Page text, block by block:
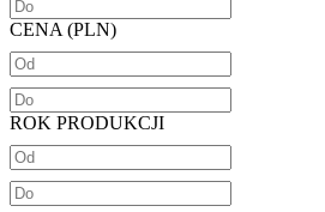
CENA (PLN)
ROK PRODUKCJI